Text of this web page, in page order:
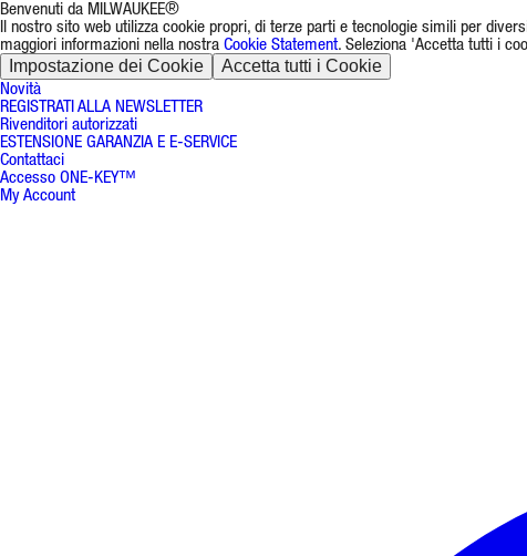
Benvenuti da MILWAUKEE®
Il nostro sito web utilizza cookie propri, di terze parti e tecnologie simili per
maggiori informazioni nella nostra Cookie Statement. Seleziona 'Accetta tutti i
Impostazione dei Cookie Accetta tutti i Cookie
Novità
REGISTRATI ALLA NEWSLETTER
Rivenditori autorizzati
ESTENSIONE GARANZIA E E-SERVICE
Contattaci
Accesso ONE-KEY™
My Account